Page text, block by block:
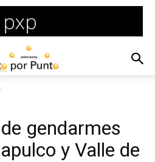
gendarmes
y Valle de